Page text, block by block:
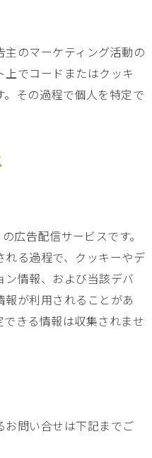
主のマーケティング活動の
でコードまたはクッキ
その過程で個人を特定で
広告配信サービスです。
る過程で、クッキーやデ
情報、および当該デバ
が利用されることがあ
きる情報は収集されませ
問い合せは下記までご